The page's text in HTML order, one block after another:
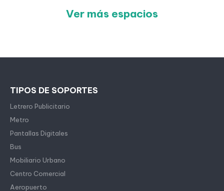
Ver más espacios
TIPOS DE SOPORTES
Letrero Publicitario
Metro
Pantallas Digitales
Bus
Mobiliario Urbano
Centro Comercial
Aeropuerto